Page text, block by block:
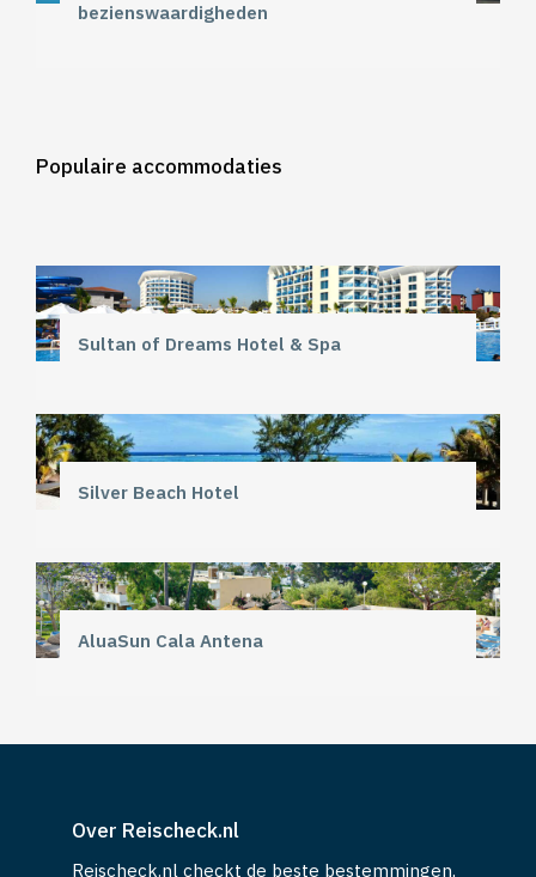
bezienswaardigheden
Populaire accommodaties
Sultan of Dreams Hotel & Spa
Silver Beach Hotel
AluaSun Cala Antena
Over Reischeck.nl
Reischeck.nl checkt de beste bestemmingen,